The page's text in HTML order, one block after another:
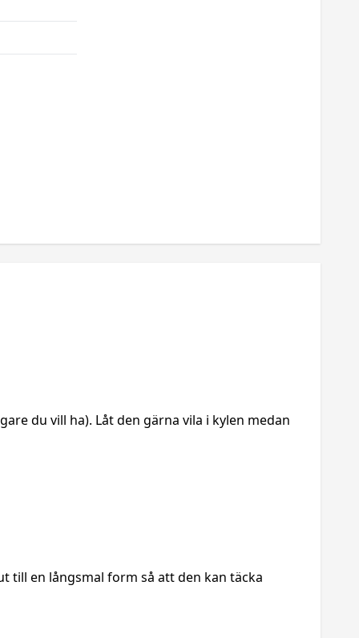
du vill ha). Låt den gärna vila i kylen medan
till en långsmal form så att den kan täcka